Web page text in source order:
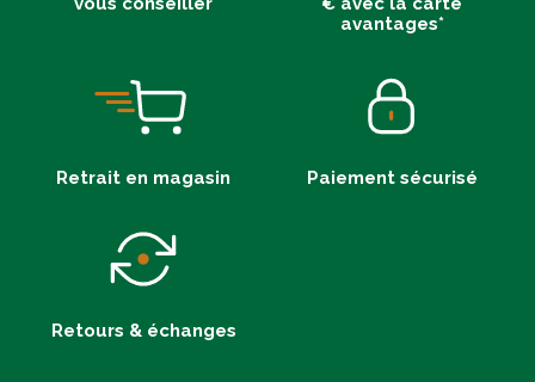
avantages*
Retrait en magasin Paiement sécurisé
Retours & échanges